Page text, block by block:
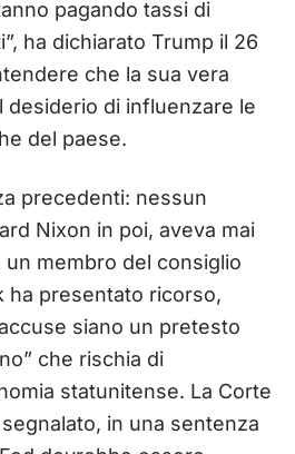
pagando tassi di
ha dichiarato Trump il 26
che la sua vera
desiderio di influenzare le
del paese.
precedenti: nessun
Nixon in poi, aveva mai
membro del consiglio
ha presentato ricorso,
siano un pretesto
che rischia di
statunitense. La Corte
in una sentenza